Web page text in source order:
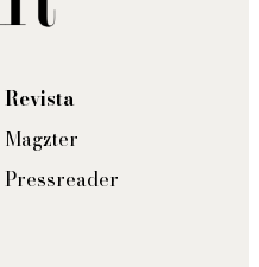
Revista
Magzter
Pressreader